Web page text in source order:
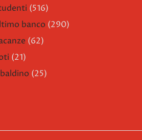
(516)
banco (290)
(62)
(21)
(25)